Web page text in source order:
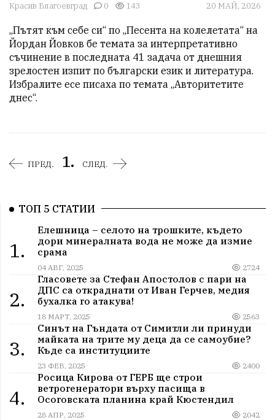
Красив Благоевград 0 143 20 МАЙ, 2026
„Пътят към себе си“ по „Песента на колелетата“ на
Йордан Йовков бе темата за интерпретативно
съчинение в последната 41 задача от днешния
зрелостен изпит по български език и литература.
Избралите есе писаха по темата „Авторитетите
днес“.
ПРЕД. 1. СЛЕД.
ТОП 5 СТАТИИ
1.
Елешница – селото на трошките, където
дори минералната вода не може да измие
срама
04 АВГ, 2025 2724
2.
Гласовете за Стефан Апостолов с пари на
ДПС са откраднати от Иван Герчев, медия
бухалка го атакува!
18 МАРТ, 2025 2563
3.
Синът на Гъндата от Симитли ли принуди
майката на трите му деца да се самоубие?
Къде са институциите
23 ФЕВ, 2025 2400
4.
Росица Кирова от ГЕРБ ще строи
ветрогенератори върху пасища в
Осоговската планина край Кюстендил
28 АПР, 2025 2042